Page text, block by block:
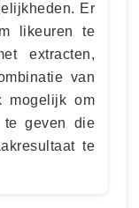
Er
likeuren te
extracten,
van
mogelijk om
te geven die
te